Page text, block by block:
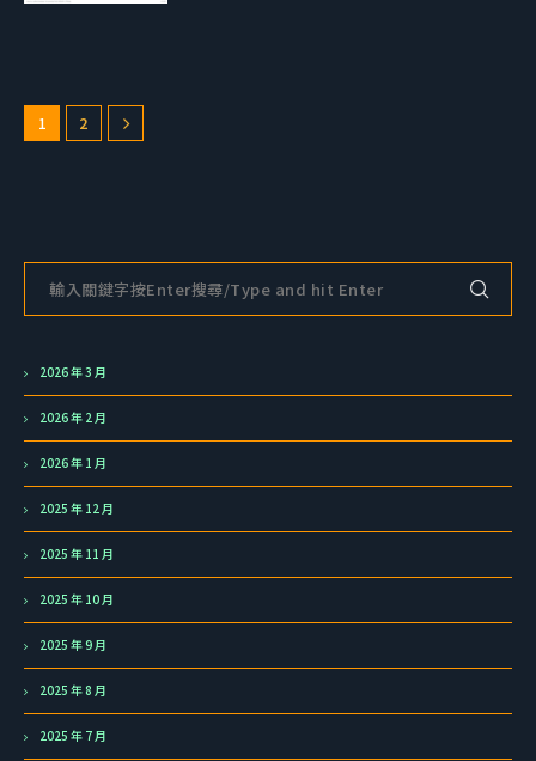
1 2
2026 年 3 月
2026 年 2 月
2026 年 1 月
2025 年 12 月
2025 年 11 月
2025 年 10 月
2025 年 9 月
2025 年 8 月
2025 年 7 月